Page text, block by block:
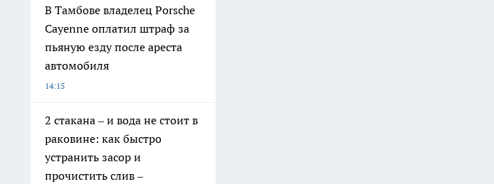
В Тамбове владелец Porsche
Cayenne оплатил штраф за
пьяную езду после ареста
автомобиля
14:15
2 стакана – и вода не стоит в
раковине: как быстро
устранить засор и
прочистить слив –